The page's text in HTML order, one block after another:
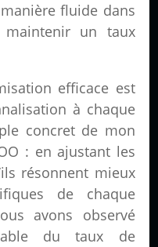
fluide dans
un taux
efficace est
à chaque
concret de mon
: en ajustant les
résonnent mieux
de chaque
avons observé
du taux de